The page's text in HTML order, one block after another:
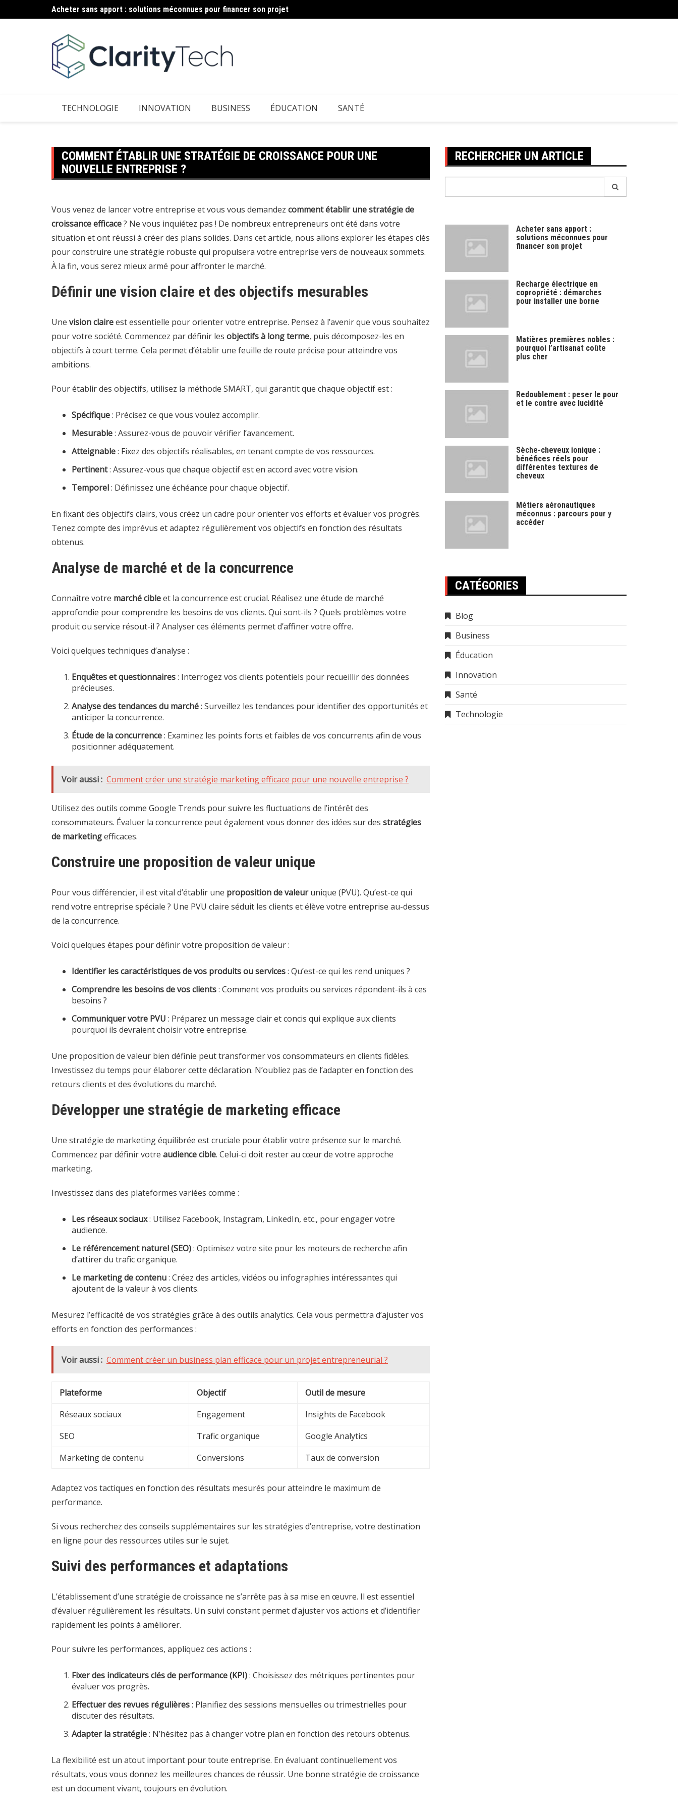
au
Recharge électrique en copropriété : démarches pour installer une borne
TECHNOLOGIE INNOVATION BUSINESS ÉDUCATION SANTÉ
COMMENT ÉTABLIR UNE STRATÉGIE DE CROISSANCE POUR UNE
NOUVELLE ENTREPRISE ?
Vous venez de lancer votre entreprise et vous vous demandez comment établir une stratégie de
croissance efficace? Ne vous inquiétez pas ! De nombreux entrepreneurs ont été dans votre
situation et ont réussi à créer des plans solides. Dans cet article, nous allons explorer les étapes clés
pour construire une stratégie robuste qui propulsera votre entreprise vers de nouveaux sommets.
À la fin, vous serez mieux armé pour affronter le marché.
Définir une vision claire et des objectifs mesurables
Une vision claireest essentielle pour orienter votre entreprise. Pensez à l’avenir que vous souhaitez
pour votre société. Commencez par définir les objectifs à long terme, puis décomposez-les en
objectifs à court terme. Cela permet d’établir une feuille de route précise pour atteindre vos
ambitions.
Pour établir des objectifs, utilisez la méthode SMART, qui garantit que chaque objectif est :
Spécifique: Précisez ce que vous voulez accomplir.
Mesurable: Assurez-vous de pouvoir vérifier l’avancement.
Atteignable: Fixez des objectifs réalisables, en tenant compte de vos ressources.
Pertinent: Assurez-vous que chaque objectif est en accord avec votre vision.
Temporel: Définissez une échéance pour chaque objectif.
En fixant des objectifs clairs, vous créez un cadre pour orienter vos efforts et évaluer vos progrès.
Tenez compte des imprévus et adaptez régulièrement vos objectifs en fonction des résultats
obtenus.
Analyse de marché et de la concurrence
Connaître votre marché cibleet la concurrence est crucial. Réalisez une étude de marché
approfondie pour comprendre les besoins de vos clients. Qui sont-ils ? Quels problèmes votre
produit ou service résout-il ? Analyser ces éléments permet d’affiner votre offre.
Voici quelques techniques d’analyse :
Enquêtes et questionnaires: Interrogez vos clients potentiels pour recueillir des données
précieuses.
Analyse des tendances du marché: Surveillez les tendances pour identifier des opportunités et
anticiper la concurrence.
Étude de la concurrence: Examinez les points forts et faibles de vos concurrents afin de vous
positionner adéquatement.
Voir aussi : Comment créer une stratégie marketing efficace pour une nouvelle entreprise ?
Utilisez des outils comme Google Trends pour suivre les fluctuations de l’intérêt des
consommateurs. Évaluer la concurrence peut également vous donner des idées sur des stratégies
de marketingefficaces.
Construire une proposition de valeur unique
Pour vous différencier, il est vital d’établir une proposition de valeurunique (PVU). Qu’est-ce qui
rend votre entreprise spéciale ? Une PVU claire séduit les clients et élève votre entreprise au-dessus
de la concurrence.
Voici quelques étapes pour définir votre proposition de valeur :
Identifier les caractéristiques de vos produits ou services: Qu’est-ce qui les rend uniques ?
Comprendre les besoins de vos clients: Comment vos produits ou services répondent-ils à ces
besoins ?
Communiquer votre PVU : Préparez un message clair et concis qui explique aux clients
pourquoi ils devraient choisir votre entreprise.
Une proposition de valeur bien définie peut transformer vos consommateurs en clients fidèles.
Investissez du temps pour élaborer cette déclaration. N’oubliez pas de l’adapter en fonction des
retours clients et des évolutions du marché.
Développer une stratégie de marketing efficace
Une stratégie de marketing équilibrée est cruciale pour établir votre présence sur le marché.
Commencez par définir votre audience cible. Celui-ci doit rester au cœur de votre approche
marketing.
Investissez dans des plateformes variées comme :
Les réseaux sociaux: Utilisez Facebook, Instagram, LinkedIn, etc., pour engager votre
audience.
Le référencement naturel (SEO): Optimisez votre site pour les moteurs de recherche afin
d’attirer du trafic organique.
Le marketing de contenu: Créez des articles, vidéos ou infographies intéressantes qui
ajoutent de la valeur à vos clients.
Mesurez l’efficacité de vos stratégies grâce à des outils analytics. Cela vous permettra d’ajuster vos
efforts en fonction des performances :
Voir aussi : Comment créer un business plan efficace pour un projet entrepreneurial ?
Plateforme Objectif
Outil de mesure
Réseaux sociaux
Engagement
Insights de Facebook
SEO
Trafic organique
Google Analytics
Marketing de contenu
Conversions Taux de conversion
Adaptez vos tactiques en fonction des résultats mesurés pour atteindre le maximum de
performance.
Si vous recherchez des conseils supplémentaires sur les stratégies d’entreprise, votre destination
en ligne pour des ressources utiles sur le sujet.
Suivi des performances et adaptations
L’établissement d’une stratégie de croissance ne s’arrête pas à sa mise en œuvre. Il est essentiel
d’évaluer régulièrement les résultats. Un suivi constant permet d’ajuster vos actions et d’identifier
rapidement les points à améliorer.
Pour suivre les performances, appliquez ces actions :
Fixer des indicateurs clés de performance (KPI): Choisissez des métriques pertinentes pour
évaluer vos progrès.
Effectuer des revues régulières: Planifiez des sessions mensuelles ou trimestrielles pour
discuter des résultats.
Adapter la stratégie: N’hésitez pas à changer votre plan en fonction des retours obtenus.
La flexibilité est un atout important pour toute entreprise. En évaluant continuellement vos
résultats, vous vous donnez les meilleures chances de réussir. Une bonne stratégie de croissance
est un document vivant, toujours en évolution.
RECHERCHER UN ARTICLE
Acheter sans apport :
solutions méconnues pour
financer son projet
Recharge électrique en
copropriété : démarches
pour installer une borne
Matières premières nobles :
pourquoi l’artisanat coûte
plus cher
Redoublement : peser le pour
et le contre avec lucidité
Sèche-cheveux ionique :
bénéfices réels pour
différentes textures de
cheveux
Métiers aéronautiques
méconnus : parcours pour y
accéder
CATÉGORIES
Blog
Business
Éducation
Innovation
Santé
Technologie